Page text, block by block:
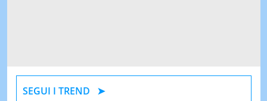
SEGUI I TREND